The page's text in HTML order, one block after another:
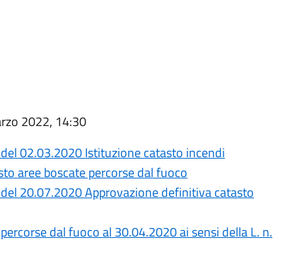
2022, 14:30
02.03.2020 Istituzione catasto incendi
aree boscate percorse dal fuoco
20.07.2020 Approvazione definitiva catasto
dal fuoco al 30.04.2020 ai sensi della L. n.